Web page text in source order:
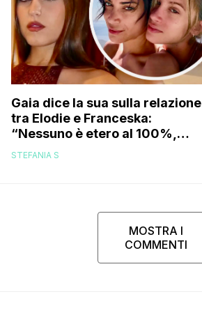
Gaia dice la sua sulla relazione
tra Elodie e Franceska:
“Nessuno è etero al 100%,
trovo folle che…”
STEFANIA S
MOSTRA I
COMMENTI